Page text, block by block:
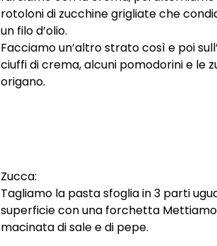
rotoloni di zucchine grigliate che
un filo d’olio.
Facciamo un’altro strato così e poi
ciuffi di crema, alcuni pomodorini e le
origano.
Zucca:
Tagliamo la pasta sfoglia in 3 parti
superficie con una forchetta
macinata di sale e di pepe.